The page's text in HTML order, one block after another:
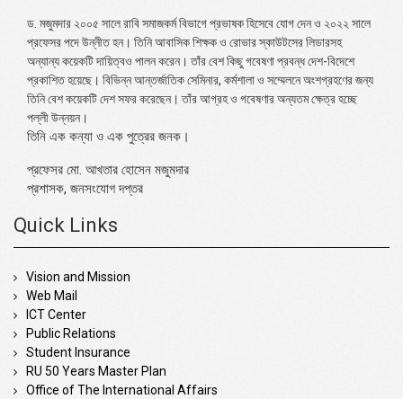
ড. মজুমদার ২০০৫ সালে রাবি সমাজকর্ম বিভাগে প্রভাষক হিসেবে যোগ দেন ও ২০২২ সালে
প্রফেসর পদে উন্নীত হন। তিনি আবাসিক শিক্ষক ও রোভার স্কাউটসের লিডারসহ
অন্যান্য কয়েকটি দায়িত্বও পালন করেন। তাঁর বেশ কিছু গবেষণা প্রবন্ধ দেশ-বিদেশে
প্রকাশিত হয়েছে। বিভিন্ন আন্তর্জাতিক সেমিনার, কর্মশালা ও সম্মেলনে অংশগ্রহণের জন্য
তিনি বেশ কয়েকটি দেশ সফর করেছেন। তাঁর আগ্রহ ও গবেষণার অন্যতম ক্ষেত্র হচ্ছে
পল্লী উন্নয়ন।
তিনি এক কন্যা ও এক পুত্রের জনক।
প্রফেসর মো. আখতার হোসেন মজুমদার
প্রশাসক, জনসংযোগ দপ্তর
Quick Links
Vision and Mission
Web Mail
ICT Center
Public Relations
Student Insurance
RU 50 Years Master Plan
Office of The International Affairs